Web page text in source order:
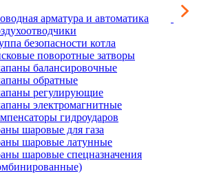
арматура и автоматика
безопасности котла
поворотные затворы
балансировочные
обратные
регулирующие
электромагнитные
гидроударов
шаровые для газа
шаровые латунные
шаровые спецназначения